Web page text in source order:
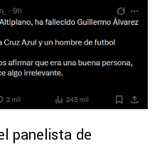
c
aracterizar al